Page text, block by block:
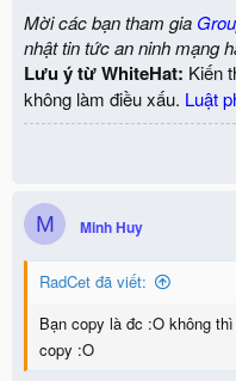
Mời các bạn tham gia
nhật tin tức an ninh mạng
Lưu ý từ WhiteHat: Kiến
không làm điều xấu. Luật
M Minh Huy
RadCet đã viết:
Bạn copy là đc :O không
copy :O